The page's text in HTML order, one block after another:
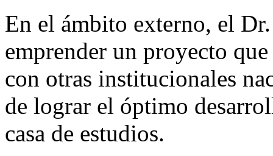
En el ámbito externo, el
emprender un proyecto
con otras institucionales
de lograr el óptimo
casa de estudios.